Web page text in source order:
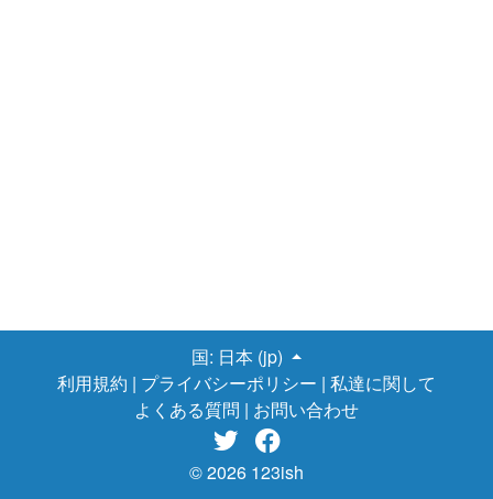
国: 日本 (jp)
利用規約 | プライバシーポリシー | 私達に関して
よくある質問 | お問い合わせ
 
© 2026 123ish